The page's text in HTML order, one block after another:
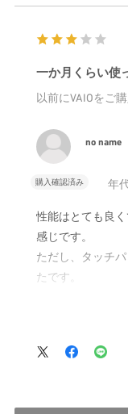
一か月くらい使
以前にVAIOをご
no name
購入確認済み 年
性能はとても良
感じです。
ただし、タッチ
たです。
応がずれるとい
仕事で使ってま
タッチパッドの